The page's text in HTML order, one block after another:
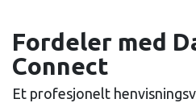
Fordeler med
Connect
Et profesjonelt